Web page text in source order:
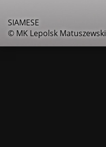
SIAMESE
© MK Lepolsk Matuszewski